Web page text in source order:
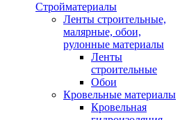
Стройматериалы
Ленты строительные,
малярные, обои,
рулонные материалы
Ленты
строительные
Обои
Кровельные материалы
Кровельная